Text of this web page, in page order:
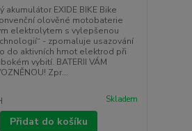
akumulátor EXIDE BIKE Bike
olověné motobaterie
elektrolytem s vylepšenou
- zpomaluje usazování
do aktivních hmot elektrod při
vybití. BATERII VÁM
Zpr...
Skladem
Přidat do košíku